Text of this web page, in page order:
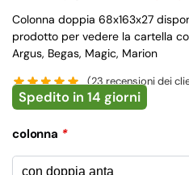
Colonna doppia 68x163x27
prodotto per vedere la cartella
Argus, Begas, Magic, Marion
(23recensioni dei
Spedito in 14 giorni
colonna *